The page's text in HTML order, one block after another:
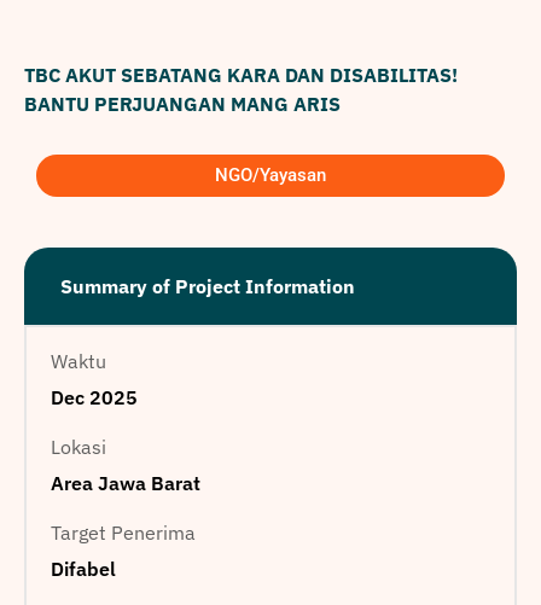
TBC AKUT SEBATANG KARA DAN DISABILITAS!
BANTU PERJUANGAN MANG ARIS
NGO/Yayasan
Summary of Project Information
Waktu
Dec 2025
Lokasi
Area Jawa Barat
Target Penerima
Difabel